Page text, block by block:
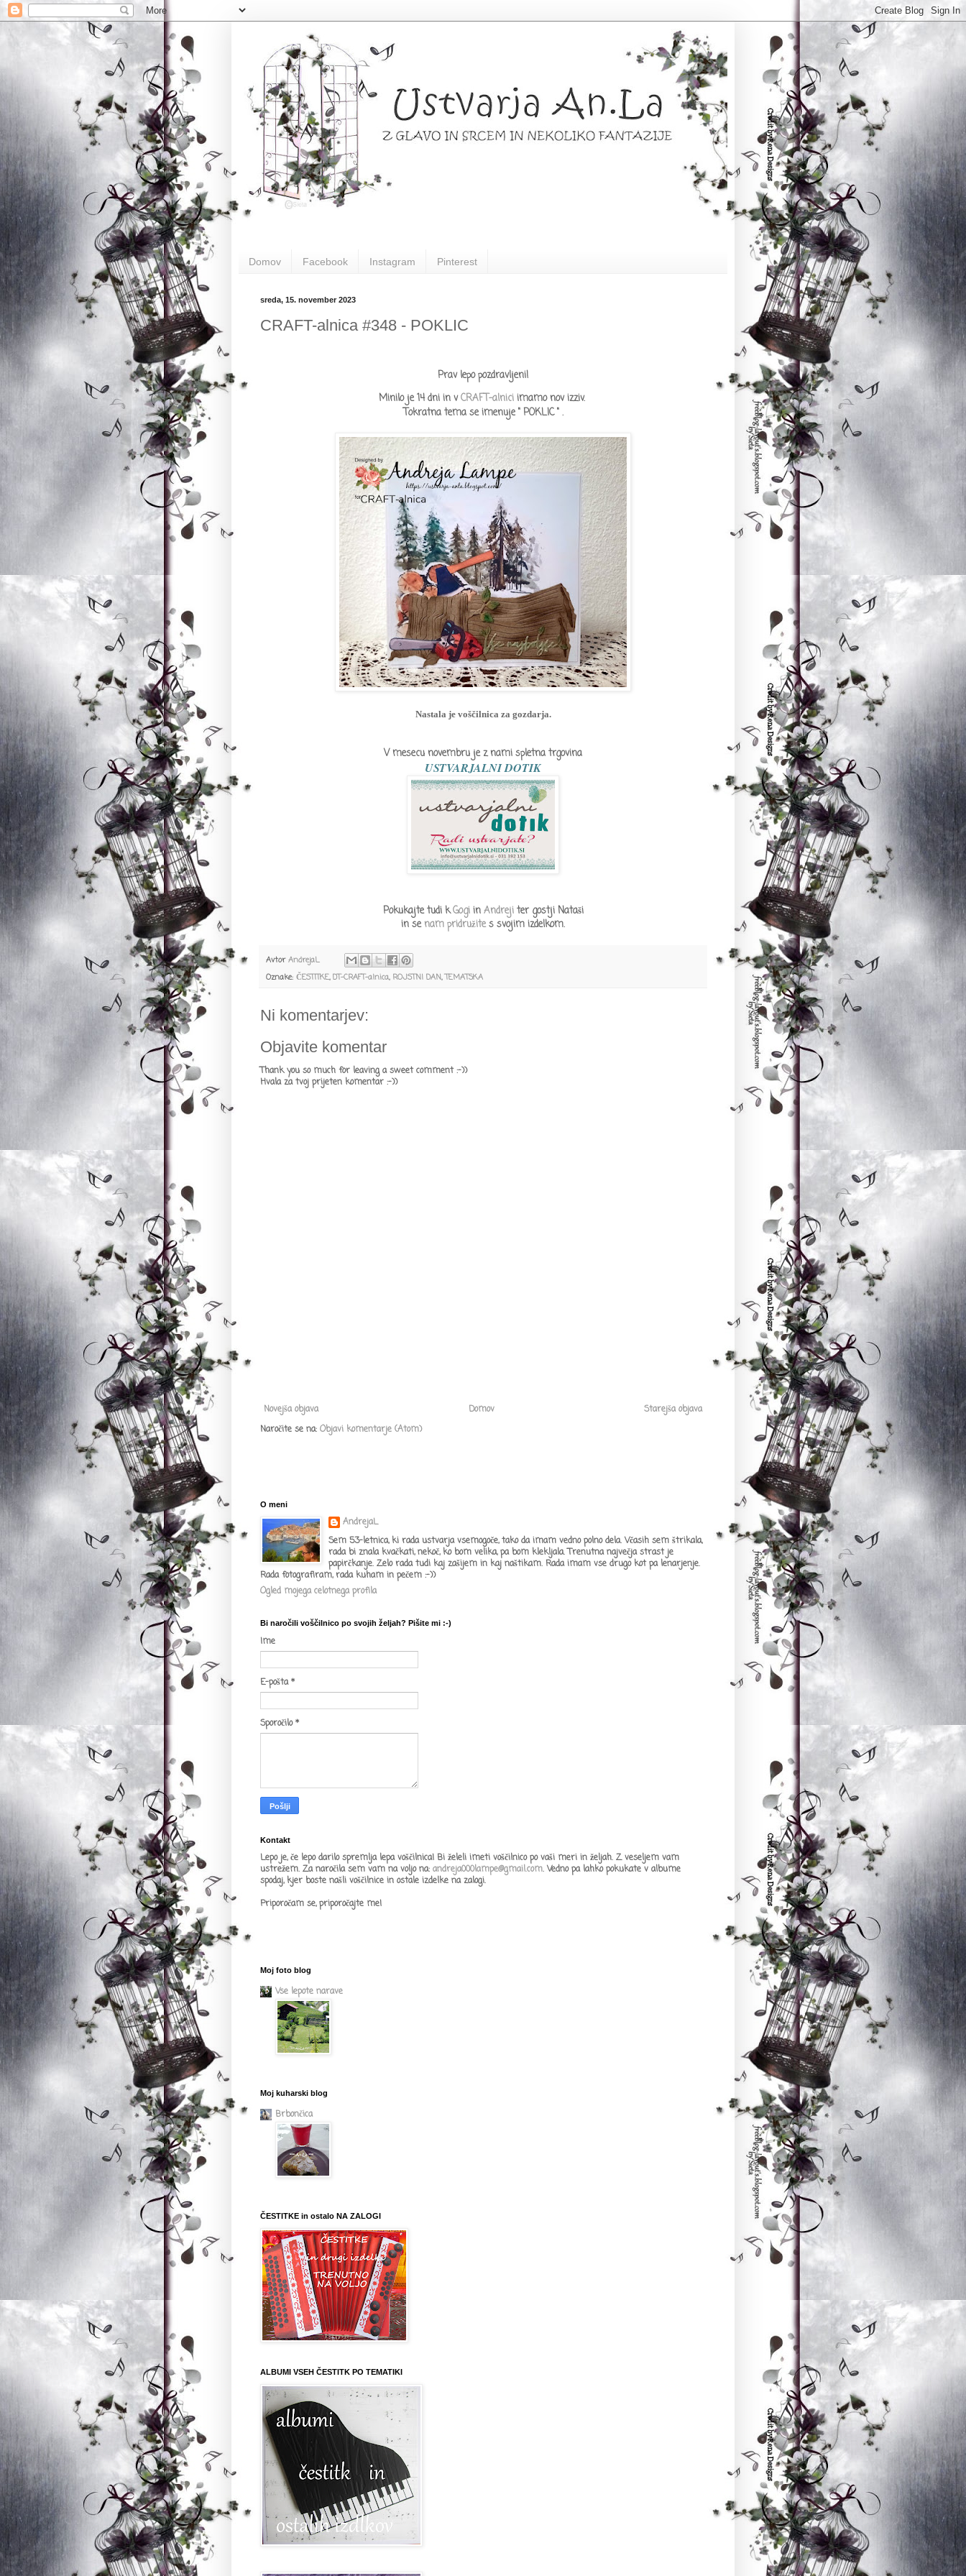
Domov Facebook Instagram Pinterest
sreda, 15. november 2023
CRAFT-alnica #348 - POKLIC
Prav lepo pozdravljeni!
Minilo je 14 dni in vCRAFT-alniciimamo novizziv.
Tokratna tema se imenuje" POKLIC " .
Nastala je voščilnica za gozdarja.
V mesecu novembru je z nami spletna trgovina
USTVARJALNI DOTIK
Pokukajte tudi kGogi in Andrejiter gostji Nataši
in se nam pridružite s svojim izdelkom.
AvtorAndrejaL
Oznake: ČESTITKE,DT-CRAFT-alnica, ROJSTNI DAN,TEMATSKA
Ni komentarjev:
Objavite komentar
Thank you so much for leaving a sweet comment :-))
Hvala za tvoj prijeten komentar :-))
Novejša objava Starejša objava
Domov
Naročite se na: Objavi komentarje (Atom)
O meni
AndrejaL
Sem 53-letnica, ki rada ustvarja vsemogoče, tako da imam vedno polno dela. Včasih sem štrikala,
rada bi znala kvačkati, nekoč, ko bom velika, pa bom klekljala. Trenutna največja strast je
papirčkanje. Zelo rada tudi kaj zašijem in kaj naštikam. Rada imam vse drugo kot pa lenarjenje.
Rada fotografiram, rada kuham in pečem :-))
Ogled mojega celotnega profila
Bi naročili voščilnico po svojih željah? Pišite mi :-)
Ime
E-pošta*
Sporočilo*
Kontakt
Lepo je, če lepo darilo spremlja lepa voščilnica! Bi želeli imeti voščilnico po vaši meri in željah. Z veseljem vam
ustrežem. Za naročila sem vam na voljo na: andreja000lampe@gmail.com. Vedno pa lahko pokukate v albume
spodaj, kjer boste našli voščilnice in ostale izdelke na zalogi.
Priporočam se, priporočajte me!
Moj foto blog
Vse lepote narave
Moj kuharski blog
Brbončica
ČESTITKE in ostalo NA ZALOGI
ALBUMI VSEH ČESTITK PO TEMATIKI